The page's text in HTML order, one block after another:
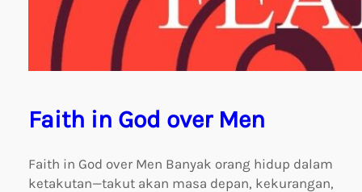
Faith in God over Men
Faith in God over Men Banyak orang hidup dalam
ketakutan—takut akan masa depan, kekurangan,